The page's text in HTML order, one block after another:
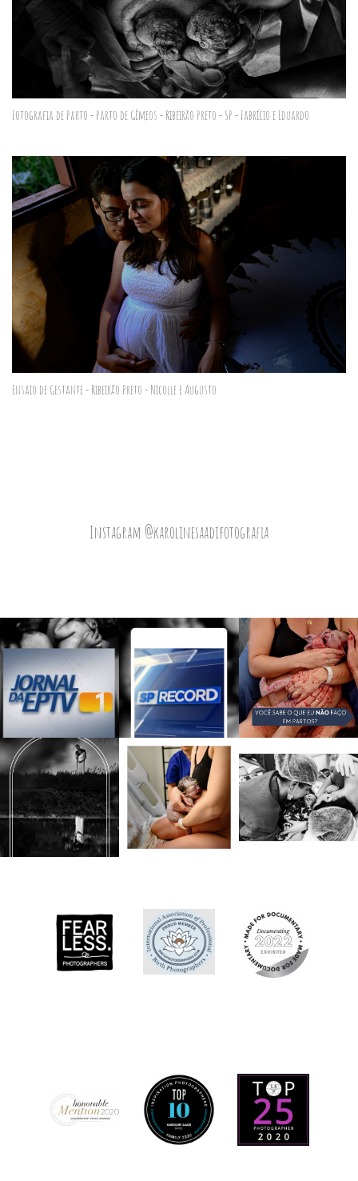
Fotografia de Parto - Parto de Gêmeos - Ribeirão Preto - SP - Fabrício e Eduardo
Ensaio de Gestante - Ribeirão Preto - Nicolle e Augusto
Instagram @karolinesaadifotografia